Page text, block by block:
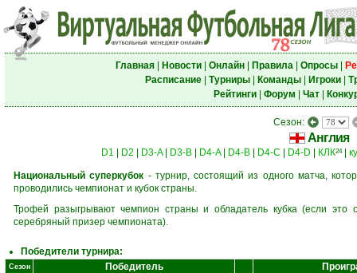
Главная| Новости| Онлайн| Правила| Опросы|
Расписание| Турниры| Команды| Игроки|
Рейтинги| Форум Чат|
Сезон:
Англия
D1 D2 D3-A| D3-B D4-A| D4-B D4-C D4-D КЛК24|
Национальный суперкубок - турнир, состоящий из одного матча,
проводились чемпионат и кубок страны.
Трофей разыгрывают чемпион страны и обладатель кубка (если
серебряный призер чемпионата).
Победители турнира:
Сезон Победитель